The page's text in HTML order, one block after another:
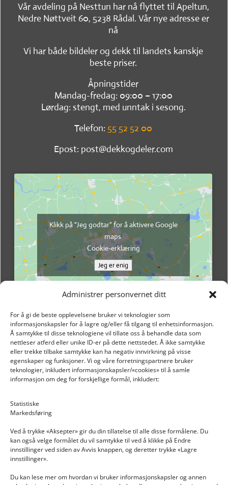
Administrer personvernet ditt
For å gi de beste opplevelsene bruker vi teknologier som
informasjonskapsler for å lagre og/eller få tilgang til enhetsinformasjon.
Å samtykke til disse teknologiene vil tillate oss å behandle data som
nettleser atferd eller unike ID-er på dette nettstedet. Å ikke samtykke
eller trekke tilbake samtykke kan ha negativ innvirkning på visse
egenskaper og funksjoner. Vi og våre forretningspartnere bruker
teknologier, inkludert informasjonskapsler/«cookies» til å samle
informasjon om deg for forskjellige formål, inkludert:
Statistiske
Markedsføring
Ved å trykke «Aksepter» gir du din tillatelse til alle disse formålene. Du
kan også velge formålet du vil samtykke til ved å klikke på Endre
innstillinger ved siden av Avvis knappen, og deretter trykke «Lagre
innstillinger».
Du kan lese mer om hvordan vi bruker informasjonskapsler og annen
Vår avdeling på Nesttun har nå flyttet til Apeltun,
Nedre Nøttveit 60, 5238 Rådal. Vår nye adresse er
nå
Vi har både bildeler og dekk til landets kanskje
beste priser.
Åpningstider
Mandag-fredag: 09:00 – 17:00
Lørdag: stengt, med unntak i sesong.
Telefon: 55 52 52 00
Epost: post@dekkogdeler.com
Klikk på "Jeg godtar" for å aktivere Google
maps
Cookie-erklæring
Jeg er enig
INFORMASJON